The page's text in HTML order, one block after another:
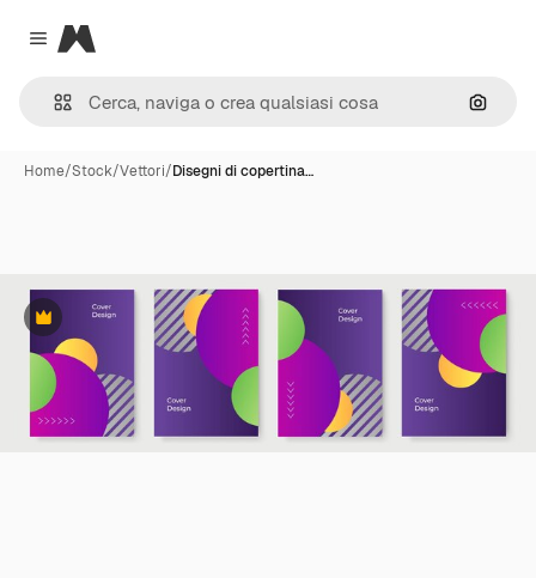
Close menu
Magnific
Cerca
Home/Stock/Vettori/Disegni di copertina…
Premium